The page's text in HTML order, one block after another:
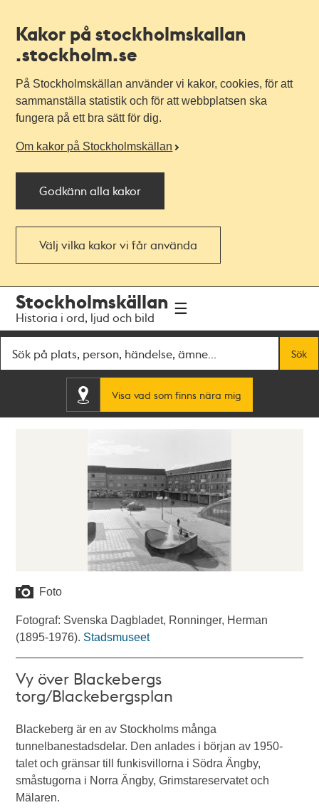
Kakor på stockholmskallan
.stockholm.se
På Stockholmskällan använder vi kakor, cookies, för att
sammanställa statistik och för att webbplatsen ska
fungera på ett bra sätt för dig.
Om kakor på Stockholmskällan
Godkänn alla kakor
Välj vilka kakor vi får använda
navigationen
huvudinnehållet
Stockholmskällan
Historia i ord, ljud och bild
Sök
Visa vad som finns nära mig
Foto
Fotograf: Svenska Dagbladet, Ronninger, Herman
(1895-1976). Stadsmuseet
Vy över Blackebergs
torg/Blackebergsplan
Blackeberg är en av Stockholms många
tunnelbanestadsdelar. Den anlades i början av 1950-
talet och gränsar till funkisvillorna i Södra Ängby,
småstugorna i Norra Ängby, Grimstareservatet och
Mälaren.